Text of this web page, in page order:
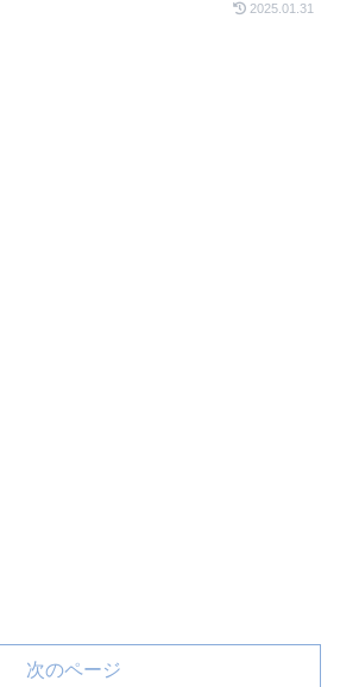
2025.01.31
次のページ